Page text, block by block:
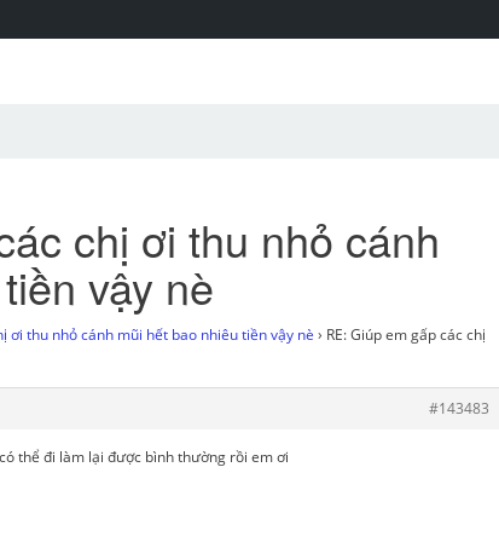
chị ơi thu nhỏ cánh
vậy nè
ơi thu nhỏ cánh mũi hết bao nhiêu tiền vậy nè › RE: Giúp em gấp các chị
#143483
thể đi làm lại được bình thường rồi em ơi